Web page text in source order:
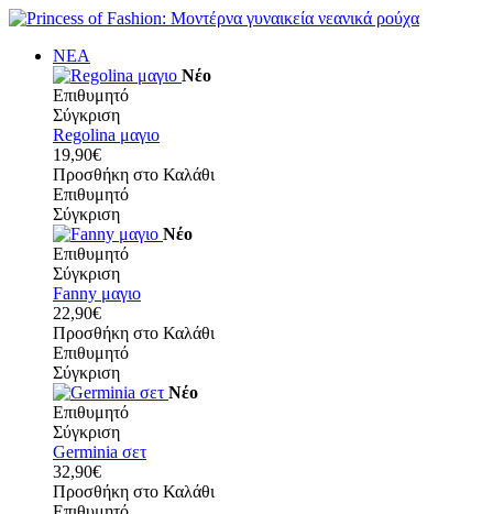
ΝΕΑ
Νέο
Επιθυμητό
Σύγκριση
Regolina μαγιο
19,90€
Προσθήκη στο Καλάθι
Επιθυμητό
Σύγκριση
Νέο
Επιθυμητό
Σύγκριση
Fanny μαγιο
22,90€
Προσθήκη στο Καλάθι
Επιθυμητό
Σύγκριση
Νέο
Επιθυμητό
Σύγκριση
Germinia σετ
32,90€
Προσθήκη στο Καλάθι